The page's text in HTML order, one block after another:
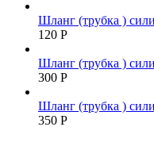
Шланг (трубка )
120 Р
Шланг (трубка )
300 Р
Шланг (трубка )
350 Р